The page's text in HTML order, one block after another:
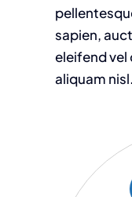
sapien,
eleifend vel
aliquam nisl.